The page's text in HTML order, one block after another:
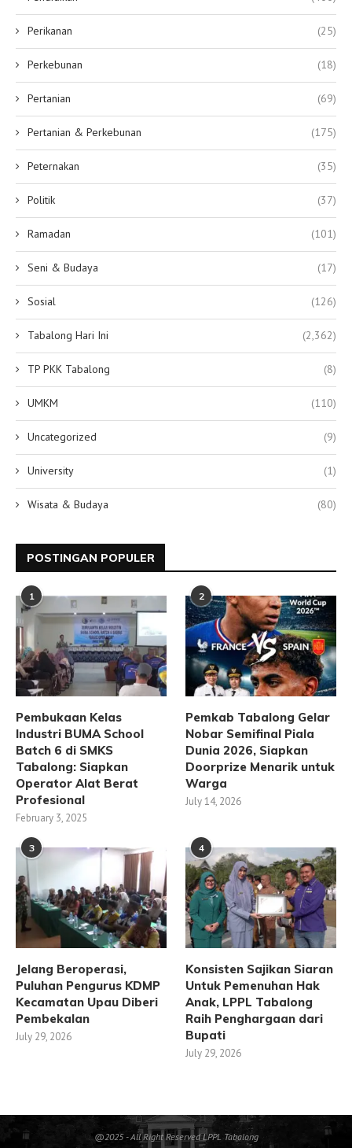
Perikanan (25)
Perkebunan (18)
Pertanian (69)
Pertanian & Perkebunan (175)
Peternakan (35)
Politik (37)
Ramadan (101)
Seni & Budaya (17)
Sosial (126)
Tabalong Hari Ini (2,362)
TP PKK Tabalong (8)
UMKM (110)
Uncategorized (9)
University (1)
Wisata & Budaya (80)
POSTINGAN POPULER
1
Pembukaan Kelas
Industri BUMA School
Batch 6 di SMKS
Tabalong: Siapkan
Operator Alat Berat
Profesional
February 3, 2025
2
Pemkab Tabalong Gelar
Nobar Semifinal Piala
Dunia 2026, Siapkan
Doorprize Menarik untuk
Warga
July 14, 2026
3
Jelang Beroperasi,
Puluhan Pengurus KDMP
Kecamatan Upau Diberi
Pembekalan
July 29, 2026
4
Konsisten Sajikan Siaran
Untuk Pemenuhan Hak
Anak, LPPL Tabalong
Raih Penghargaan dari
Bupati
July 29, 2026
@2025 - All Right Reserved LPPL Tabalong